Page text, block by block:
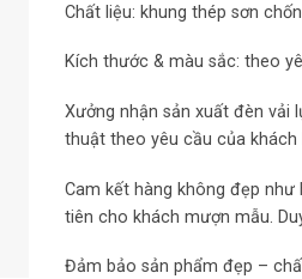
Chất liệu: khung thép sơn
Kích thước & màu sắc: theo
Xưởng nhận sản xuất đèn vải
thuật theo yêu cầu của khách
Cam kết hàng không đẹp
tiên cho khách mượn mẫu.
Đảm bảo sản phẩm đẹp –